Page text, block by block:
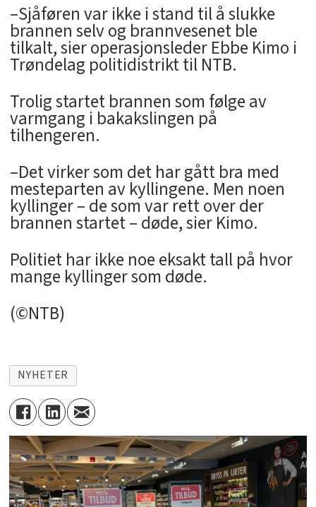
–Sjåføren var ikke i stand til å slukke
brannen selv og brannvesenet ble
tilkalt, sier operasjonsleder Ebbe Kimo i
Trøndelag politidistrikt til NTB.
Trolig startet brannen som følge av
varmgang i bakakslingen på
tilhengeren.
–Det virker som det har gått bra med
mesteparten av kyllingene. Men noen
kyllinger – de som var rett over der
brannen startet – døde, sier Kimo.
Politiet har ikke noe eksakt tall på hvor
mange kyllinger som døde.
(©NTB)
NYHETER